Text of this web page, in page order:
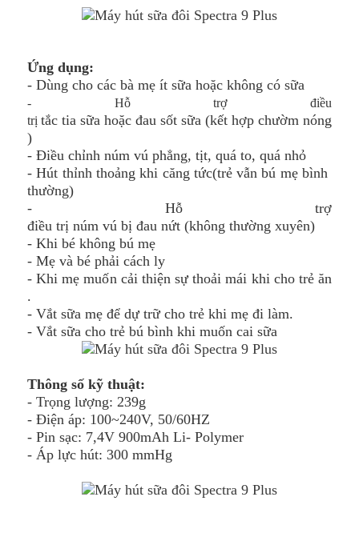
Ứng dụng:
- Dùng cho các bà mẹ ít sữa hoặc không có sữa
- Hỗ trợ điều
trị tắc tia sữa hoặc đau sốt sữa (kết hợp chườm nóng
)
- Điều chỉnh núm vú phẳng, tịt, quá to, quá nhỏ
- Hút thỉnh thoảng khi căng tức(trẻ vẫn bú mẹ bình
thường)
- Hỗ trợ
điều trị núm vú bị đau nứt (không thường xuyên)
- Khi bé không bú mẹ
- Mẹ và bé phải cách ly
- Khi mẹ muốn cải thiện sự thoải mái khi cho trẻ ăn
.
- Vắt sữa mẹ để dự trữ cho trẻ khi mẹ đi làm.
- Vắt sữa cho trẻ bú bình khi muốn cai sữa
Thông số kỹ thuật:
- Trọng lượng: 239g
- Điện áp: 100~240V, 50/60HZ
- Pin sạc: 7,4V 900mAh Li- Polymer
- Áp lực hút: 300 mmHg